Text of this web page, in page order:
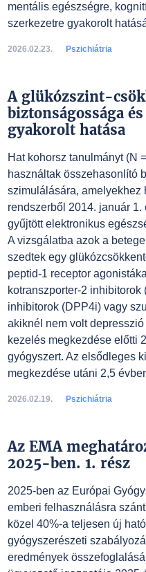
mentális egészségre,
szerkezetre gyakorolt
2026.02.23. Pszichiátria
A glükózszint-
biztonságossága
gyakorolt hatása
Hat kohorsz tanulmányt (N
használtak összehasonlító
szimulálására, amelyekhez
rendszerből 2014. január
gyűjtött elektronikus
A vizsgálatba azok a
szedtek egy
peptid-1 receptor
kotranszporter-2
inhibitorok (DPP4i) vagy
akiknél nem volt
kezelés megkezdése előtti
gyógyszert. Az elsődleges
megkezdése utáni 2,5
2026.02.19. Pszichiátria
Az EMA
2025-ben. 1. rész
2025-ben az Európai
emberi felhasználásra
közel 40%-a teljesen új
gyógyszerészeti
eredmények